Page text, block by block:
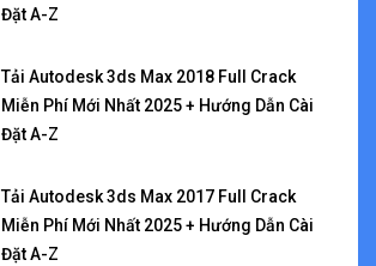
Đặt A-Z
Tải Autodesk 3ds Max 2018 Full Crack
Miễn Phí Mới Nhất 2025 + Hướng Dẫn Cài
Đặt A-Z
Tải Autodesk 3ds Max 2017 Full Crack
Miễn Phí Mới Nhất 2025 + Hướng Dẫn Cài
Đặt A-Z